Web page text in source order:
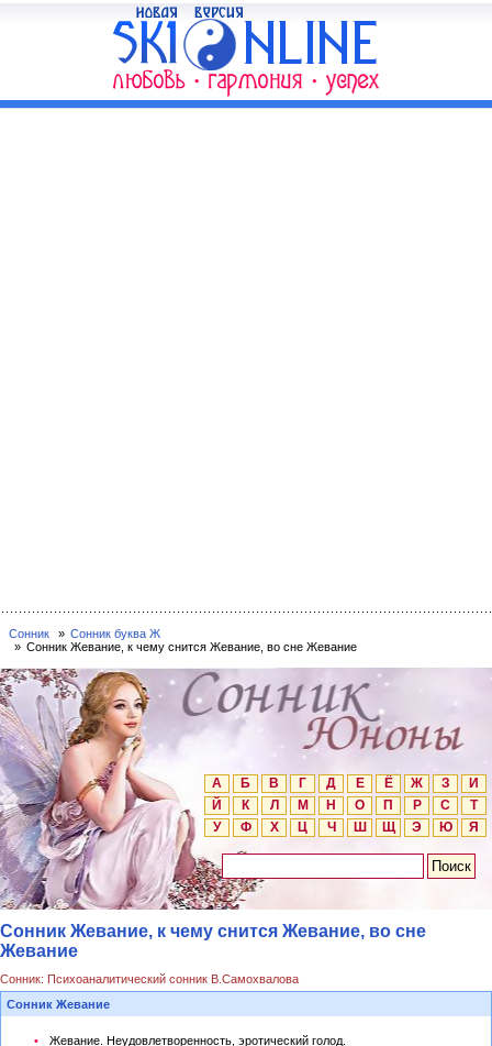
Сонник
Сонник буква Ж
Сонник Жевание, к чему снится Жевание, во сне Жевание
А Б В Г Д Е Ё Ж З
И
Й
К Л М Н О П Р С
Т
У
Ф Х Ц Ч Ш Щ Э Ю Я
Сонник Жевание, к чему снится Жевание, во сне
Жевание
Сонник: Психоаналитический сонник В.Самохвалова
Сонник Жевание
Жевание. Неудовлетворенность, эротический голод.